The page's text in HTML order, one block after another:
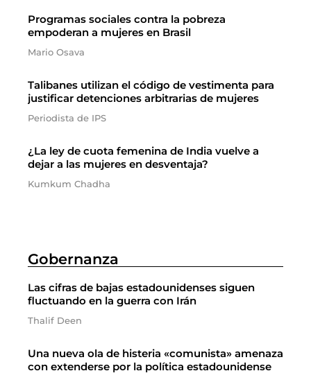
Programas sociales contra la pobreza
empoderan a mujeres en Brasil
Mario Osava
Talibanes utilizan el código de vestimenta para
justificar detenciones arbitrarias de mujeres
Periodista de IPS
¿La ley de cuota femenina de India vuelve a
dejar a las mujeres en desventaja?
Kumkum Chadha
Gobernanza
Las cifras de bajas estadounidenses siguen
fluctuando en la guerra con Irán
Thalif Deen
Una nueva ola de histeria «comunista» amenaza
con extenderse por la política estadounidense